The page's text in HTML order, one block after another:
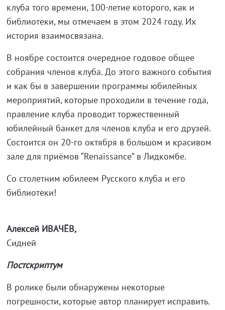
клуба того времени, 100-летие которого, как и
библиотеки, мы отмечаем в этом 2024 году. Их
история взаимосвязана.
В ноябре состоится очередное годовое общее
собрания членов клуба. До этого важного события
и как бы в завершении программы юбилейных
мероприятий, которые проходили в течение года,
правление клуба проводит торжественный
юбилейный банкет для членов клуба и его друзей.
Состоится он 20-го октября в большом и красивом
зале для приёмов “Renaissance” в Лидкомбе.
Cо столетним юбилеем Русского клуба и его
библиотеки!
Алексей ИВАЧЁВ,
Сидней
Постскриптум
В ролике были обнаружены некоторые
погрешности, которые автор планирует исправить.